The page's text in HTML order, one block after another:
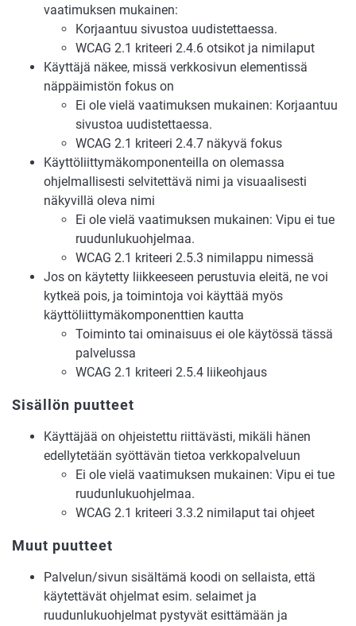
vaatimuksen mukainen:
Korjaantuu sivustoa uudistettaessa.
WCAG 2.1 kriteeri 2.4.6 otsikot ja nimilaput
Käyttäjä näkee, missä verkkosivun elementissä
näppäimistön fokus on
Ei ole vielä vaatimuksen mukainen: Korjaantuu
sivustoa uudistettaessa.
WCAG 2.1 kriteeri 2.4.7 näkyvä fokus
Käyttöliittymäkomponenteilla on olemassa
ohjelmallisesti selvitettävä nimi ja visuaalisesti
näkyvillä oleva nimi
Ei ole vielä vaatimuksen mukainen: Vipu ei tue
ruudunlukuohjelmaa.
WCAG 2.1 kriteeri 2.5.3 nimilappu nimessä
Jos on käytetty liikkeeseen perustuvia eleitä, ne voi
kytkeä pois, ja toimintoja voi käyttää myös
käyttöliittymäkomponenttien kautta
Toiminto tai ominaisuus ei ole käytössä tässä
palvelussa
WCAG 2.1 kriteeri 2.5.4 liikeohjaus
Sisällön puutteet
Käyttäjää on ohjeistettu riittävästi, mikäli hänen
edellytetään syöttävän tietoa verkkopalveluun
Ei ole vielä vaatimuksen mukainen: Vipu ei tue
ruudunlukuohjelmaa.
WCAG 2.1 kriteeri 3.3.2 nimilaput tai ohjeet
Muut puutteet
Palvelun/sivun sisältämä koodi on sellaista, että
käytettävät ohjelmat esim. selaimet ja
ruudunlukuohjelmat pystyvät esittämään ja